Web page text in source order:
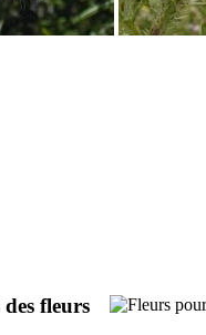
fleurs